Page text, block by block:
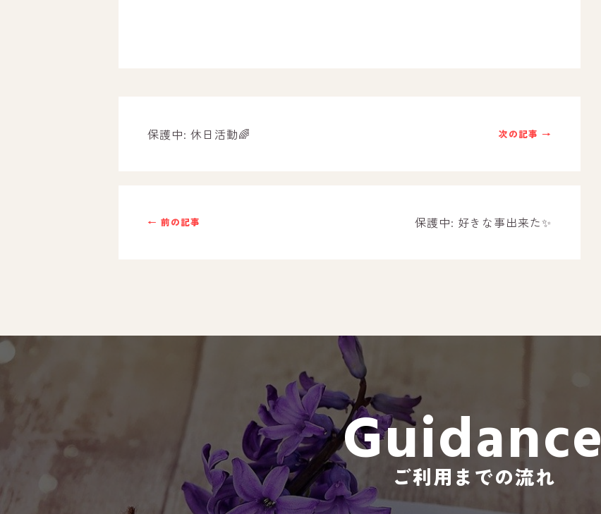
活動内容
社内行事
－ 春日事業所のブログ
－ 遠賀事業所のブログ
－ 東郷事業所のブログ
－ 鳥栖事業所のブログ
次の記事 →
保護中: 休日活動🌈
← 前の記事 保護中: 好きな事出来た✨
Guidance
ご利用までの流れ